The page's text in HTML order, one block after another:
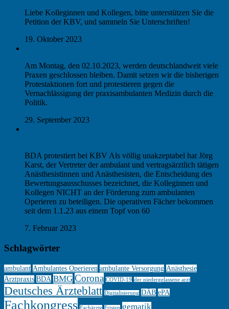
Liebe Kolleginnen und Kollegen, bitte unterstützen Sie die
Petition der KBV, und sammeln Sie Unterschriften!
19. Oktober 2023
Am Montag, den 02.10.2023, werden deutschlandweit viele
Praxen geschlossen bleiben. Damit setzen wir die bisherigen
Protestaktionen fort und protestieren gegen die
Vernachlässigung der praxisambulanten Medizin durch die
Politik.
29. September 2023
BDA protestiert bei KBV Als völlig unakzeptabel hat Jörg
Karst, der Vertreter der ambulant und vertragsärztlich tätigen
Anästhesistinnen und Anästhesisten, die Entscheidung des
Bewertungsausschusses bezeichnet, die Kolleginnen und
Kollegen NICHT an der Förderung zum ambulanten
Operieren zu beteiligen. Die operativen Fächer bekommen
seit dem 1.1.23 aus einem Topf von 60
7. Februar 2023
Schlagwörter
ambulant Ambulantes Operieren ambulante Versorgung Anästhesie
Arztpraxis BDA BMG Corona COVID-19 der niedergelassene arzt
Deutsches Ärzteblatt Digitalisierung DÄB ePA
Fachkongress Fachärzte Fristen gematik